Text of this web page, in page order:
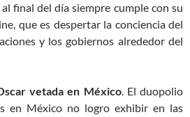
final del día siempre cumple con su
que es despertar la conciencia del
y los gobiernos alrededor del
vetada en México. El duopolio
en México no logro exhibir en las